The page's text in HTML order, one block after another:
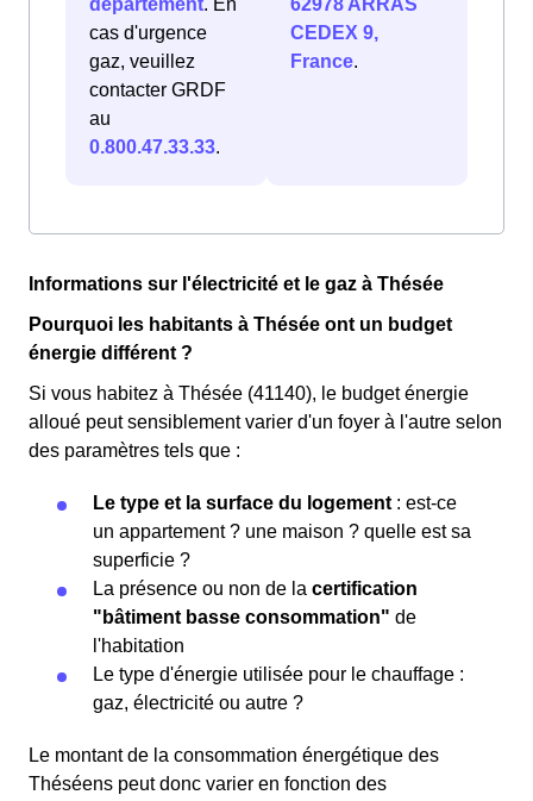
département. En
cas d'urgence
gaz, veuillez
contacter GRDF
au
0.800.47.33.33.
62978 ARRAS
CEDEX 9,
France.
Informations sur l'électricité et le gaz à Thésée
Pourquoi les habitants à Thésée ont un budget
énergie différent ?
Si vous habitez à Thésée (41140), le budget énergie
alloué peut sensiblement varier d'un foyer à l'autre selon
des paramètres tels que :
Le type et la surface du logement : est-ce
un appartement ? une maison ? quelle est sa
superficie ?
La présence ou non de la certification
"bâtiment basse consommation" de
l'habitation
Le type d'énergie utilisée pour le chauffage :
gaz, électricité ou autre ?
Le montant de la consommation énergétique des
Théséens peut donc varier en fonction des